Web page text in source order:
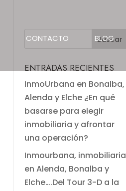
CONTACTO BLOG
ENTRADAS RECIENTES
InmoUrbana en Bonalba,
Alenda y Elche ¿En qué
basarse para elegir
inmobiliaria y afrontar
una operación?
Inmourbana, inmobiliaria
en Alenda, Bonalba y
Elche….Del Tour 3-D a la